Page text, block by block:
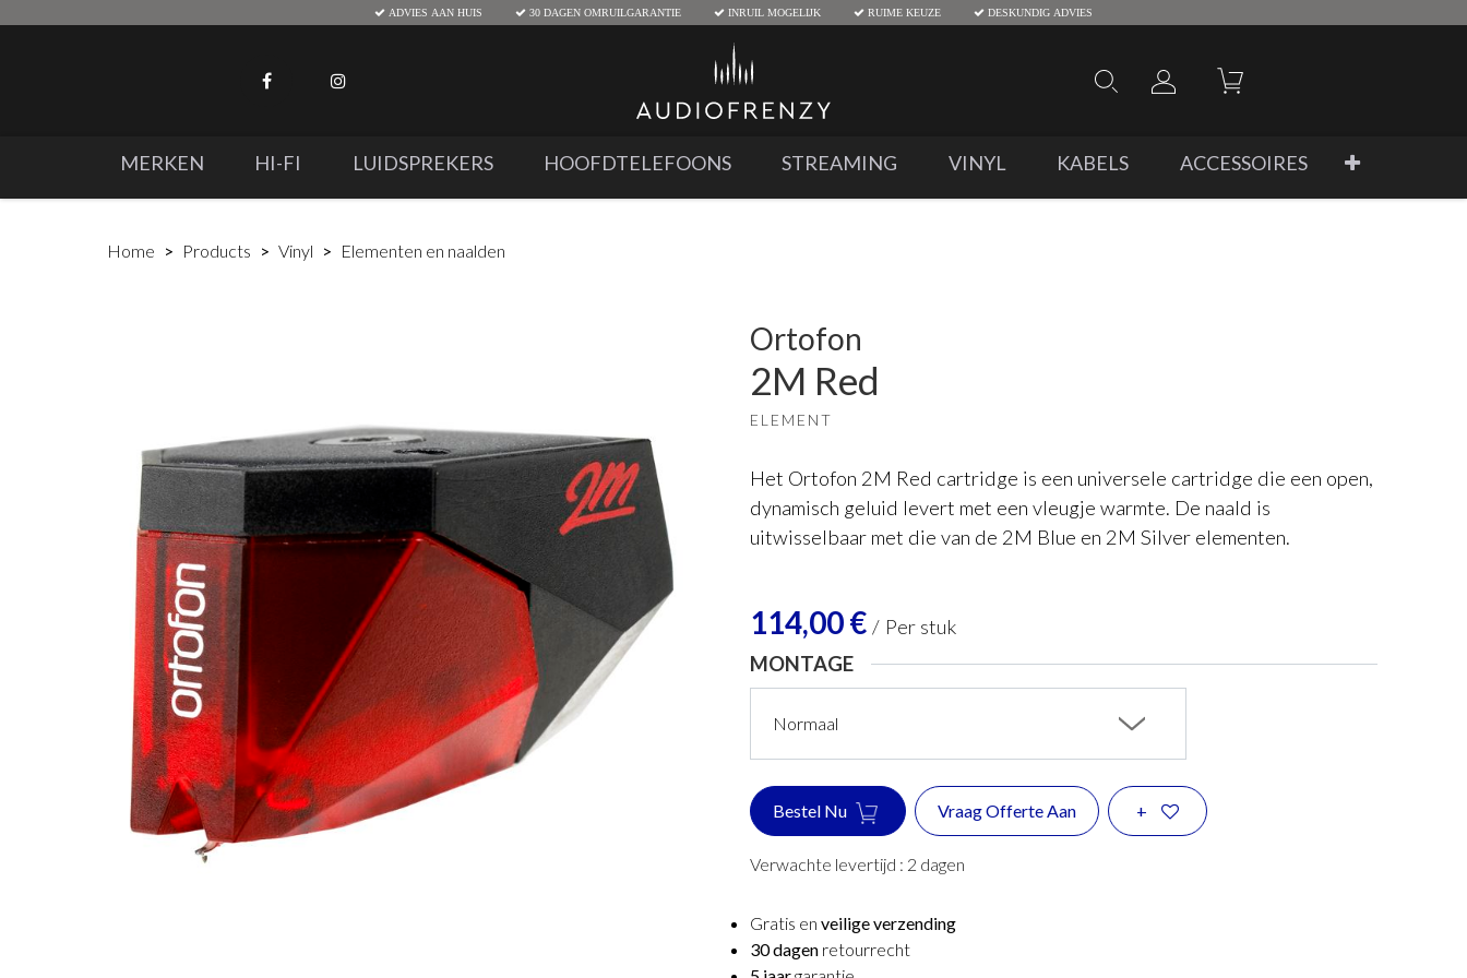
ADVIES AAN HUIS 30 DAGEN OMRUILGARANTIE INRUIL MOGELIJK RUIME KEUZE DESKUNDIG ADVIES
MERKEN HI-FI LUIDSPREKERS HOOFDTELEFOONS STREAMING VINYL KABELS ACCESSOIRES
Home Products Vinyl Elementen en naalden
Ortofon
2M Red
ELEMENT
Het Ortofon 2M Red cartridge is een universele cartridge die een open,
dynamisch geluid levert met een vleugje warmte. De naald is
uitwisselbaar met die van de 2M Blue en 2M Silver elementen.
114,00€ / Per stuk
MONTAGE
Bestel Nu Vraag Offerte Aan +
Verwachte levertijd : 2 dagen
Gratis en veilige verzending
30 dagen retourrecht